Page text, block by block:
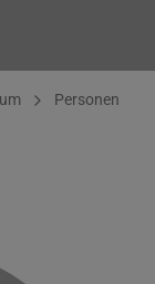
Personen